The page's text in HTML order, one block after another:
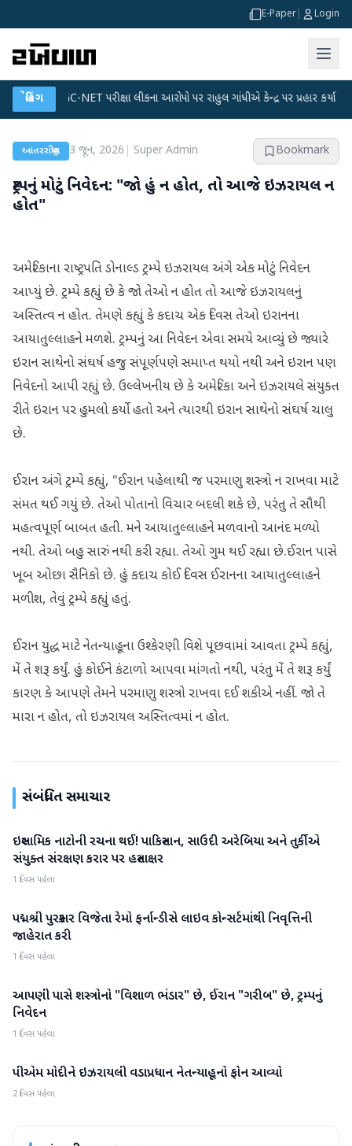
E-Paper Login
બ્રેકિંગ
UGC-NET પરીક્ષા લીકના આરોપો પર રાહુલ ગાંધીએ કેન્દ્ર પર પ્રહાર કર્યા ●
આંતરરાષ્ટ્રીય 3 જૂન, 2026 Super Admin Bookmark
ટ્રમ્પનું મોટું નિવેદન: "જો હું ન હોત, તો આજે ઇઝરાયલ ન
હોત"
અમેરિકાના રાષ્ટ્રપતિ ડોનાલ્ડ ટ્રમ્પે ઇઝરાયલ અંગે એક મોટું નિવેદન
આપ્યું છે. ટ્રમ્પે કહ્યું છે કે જો તેઓ ન હોત તો આજે ઇઝરાયલનું
અસ્તિત્વ ન હોત. તેમણે કહ્યું કે કદાચ એક દિવસ તેઓ ઇરાનના
આયાતુલ્લાહને મળશે. ટ્રમ્પનું આ નિવેદન એવા સમયે આવ્યું છે જ્યારે
ઇરાન સાથેનો સંઘર્ષ હજુ સંપૂર્ણપણે સમાપ્ત થયો નથી અને ઇરાન પણ
નિવેદનો આપી રહ્યું છે. ઉલ્લેખનીય છે કે અમેરિકા અને ઇઝરાયલે સંયુક્ત
રીતે ઇરાન પર હુમલો કર્યો હતો અને ત્યારથી ઇરાન સાથેનો સંઘર્ષ ચાલુ
છે.
ઈરાન અંગે ટ્રમ્પે કહ્યું, "ઈરાન પહેલાથી જ પરમાણુ શસ્ત્રો ન રાખવા માટે
સંમત થઈ ગયું છે. તેઓ પોતાનો વિચાર બદલી શકે છે, પરંતુ તે સૌથી
મહત્વપૂર્ણ બાબત હતી. મને આયાતુલ્લાહને મળવાનો આનંદ મળ્યો
નથી. તેઓ બહુ સારું નથી કરી રહ્યા. તેઓ ગુમ થઈ રહ્યા છે.ઈરાન પાસે
ખૂબ ઓછા સૈનિકો છે. હું કદાચ કોઈ દિવસ ઈરાનના આયાતુલ્લાહને
મળીશ, તેવું ટ્રમ્પે કહ્યું હતું.
ઈરાન યુદ્ધ માટે નેતન્યાહૂના ઉશ્કેરણી વિશે પૂછવામાં આવતા ટ્રમ્પે કહ્યું,
મેં તે શરૂ કર્યું. હું કોઈને કંટાળો આપવા માંગતો નથી, પરંતુ મેં તે શરૂ કર્યું
કારણ કે આપણે તેમને પરમાણુ શસ્ત્રો રાખવા દઈ શકીએ નહીં. જો તે
મારા ન હોત, તો ઇઝરાયલ અસ્તિત્વમાં ન હોત.
સંબંધિત સમાચાર
આંતરરાષ્ટ્રીય
ઇસ્લામિક નાટોની રચના થઈ! પાકિસ્તાન, સાઉદી અરેબિયા અને તુર્કીએ
સંયુક્ત સંરક્ષણ કરાર પર હસ્તાક્ષર
1 દિવસ પહેલા
આંતરરાષ્ટ્રીય
પદ્મશ્રી પુરસ્કાર વિજેતા રેમો ફર્નાન્ડીસે લાઇવ કોન્સર્ટમાંથી નિવૃત્તિની
જાહેરાત કરી
1 દિવસ પહેલા
આંતરરાષ્ટ્રીય
આપણી પાસે શસ્ત્રોનો "વિશાળ ભંડાર" છે, ઈરાન "ગરીબ" છે, ટ્રમ્પનું
નિવેદન
1 દિવસ પહેલા
આંતરરાષ્ટ્રીય
પીએમ મોદીને ઇઝરાયલી વડાપ્રધાન નેતન્યાહૂનો ફોન આવ્યો
2 દિવસ પહેલા